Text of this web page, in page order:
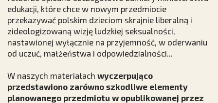
edukacji, które chce w nowym przedmiocie
przekazywać polskim dzieciom skrajnie liberalną i
zideologizowaną wizję ludzkiej seksualności,
nastawionej wyłącznie na przyjemność, w oderwaniu
od uczuć, małżeństwa i odpowiedzialności...
W naszych materiałach wyczerpująco
przedstawiono zarówno szkodliwe elementy
planowanego przedmiotu w opublikowanej przez